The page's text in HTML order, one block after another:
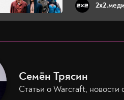
Семён Трясин
Статьи о Warcraft,